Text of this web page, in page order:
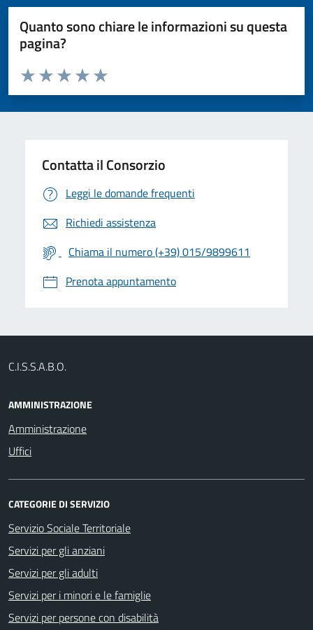
Quanto sono chiare le informazioni su questa
pagina?
Valuta da 1 a 5 stelle la pagina
Valuta 5 stelle su 5
Valuta 4 stelle su 5
Valuta 3 stelle su 5
Valuta 2 stelle su 5
Valuta 1 stelle su 5
Contatta il Consorzio
Leggi le domande frequenti
Richiedi assistenza
Chiama il numero (+39) 015/9899611
Prenota appuntamento
C.I.S.S.A.B.O.
AMMINISTRAZIONE
Amministrazione
Uffici
CATEGORIE DI SERVIZIO
Servizio Sociale Territoriale
Servizi per gli anziani
Servizi per gli adulti
Servizi per i minori e le famiglie
Servizi per persone con disabilità